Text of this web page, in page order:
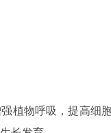
植物呼吸，提高细